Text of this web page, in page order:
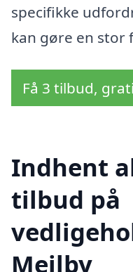
specifikke
kan gøre en stor
Få 3 tilbud,
Indhent
tilbud på
Mejlby